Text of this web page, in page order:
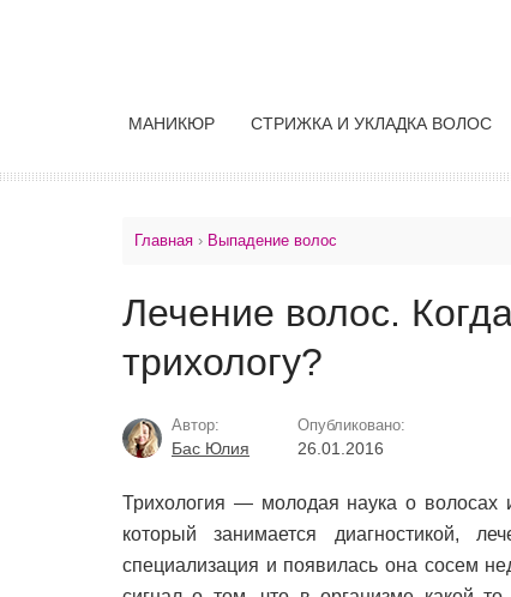
МАНИКЮР СТРИЖКА И УКЛАДКА ВОЛОС
Главная › Выпадение волос
Лечение волос.
трихологу?
Автор:
Бас Юлия
Опубликовано:
26.01.2016
Трихология — молодая наука о волосах
который занимается диагностикой,
специализация и появилась она сосем